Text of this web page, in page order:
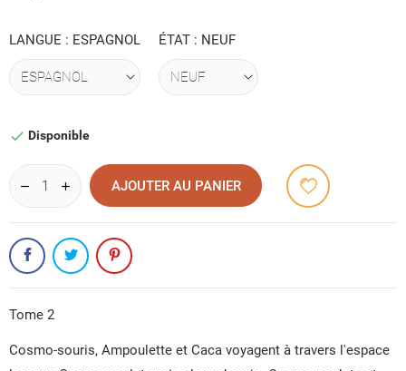
LANGUE : ESPAGNOL ÉTAT : NEUF
 Disponible
AJOUTER AU PANIER
Tome 2
Cosmo-souris, Ampoulette et Caca voyagent à travers l'espace